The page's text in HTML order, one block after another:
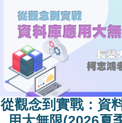
從觀念到實戰：資